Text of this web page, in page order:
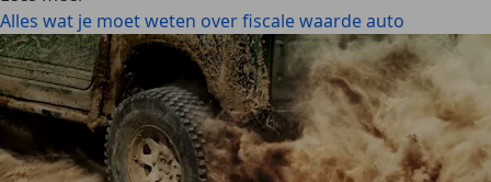
Alles wat je moet weten over fiscale waarde auto